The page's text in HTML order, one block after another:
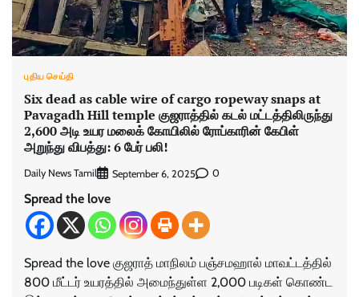
புதிய செய்தி
Six dead as cable wire of cargo ropeway snaps at
Pavagadh Hill temple குஜராத்தில் கடல் மட்டத்திலிருந்து
2,600 அடி உயர மலைக் கோயிலில் ரோப்காரின் கேபிள்
அறுந்து விபத்து: 6 பேர் பலி!
Daily News Tamil September 6, 2025 0
Spread the love
Spread the love குஜராத் மாநிலம் பஞ்சமஹால் மாவட்டத்தில்
800 மீட்டர் உயரத்தில் அமைந்துள்ள 2,000 படிகள் கொண்ட